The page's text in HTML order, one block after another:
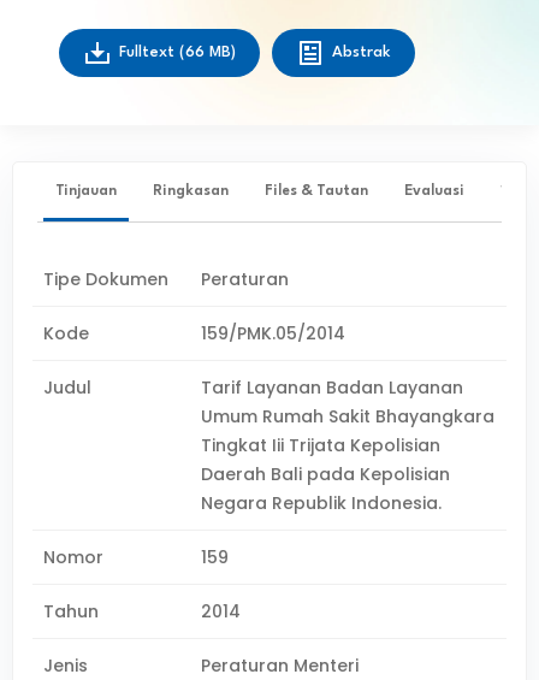
Fulltext (66 MB) Abstrak
Tinjauan Ringkasan Files & Tautan Evaluasi ✨
Tipe Dokumen Peraturan
Kode 159/PMK.05/2014
Judul
Tarif Layanan Badan Layanan
Umum Rumah Sakit Bhayangkara
Tingkat Iii Trijata Kepolisian
Daerah Bali pada Kepolisian
Negara Republik Indonesia.
Nomor 159
Tahun 2014
Jenis
Peraturan Menteri